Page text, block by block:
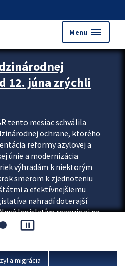
Menu menu
12. júna zrýchli
tento mesiac schválila
ochrane, ktorého
reformy azylovej a
únie a modernizácia
výhradám k niektorým
smerom k zjednoteniu
a efektívnejšiemu
nahradí doterajší
legislatíva reaguje aj na
počas...
pause_presentation
a migrácia